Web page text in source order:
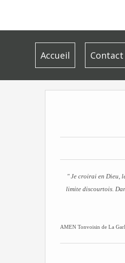
Accueil Contact
" Je croirai en Dieu,
limite discourtois.
AMEN Tonvoisin de La